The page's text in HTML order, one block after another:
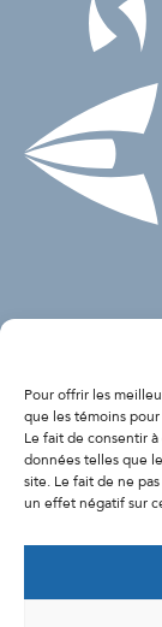
Pour offrir les
que les témoins
Le fait de consentir
données telles que
site. Le fait de ne
un effet négatif sur